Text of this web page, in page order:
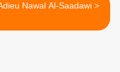
Adieu Nawal Al-Saadawi >